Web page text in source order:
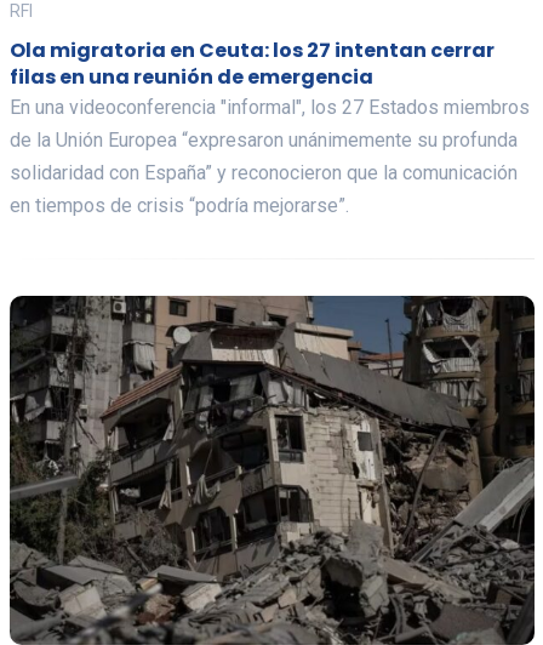
RFI
Ola migratoria en Ceuta: los 27 intentan cerrar
filas en una reunión de emergencia
En una videoconferencia "informal", los 27 Estados miembros
de la Unión Europea “expresaron unánimemente su profunda
solidaridad con España” y reconocieron que la comunicación
en tiempos de crisis “podría mejorarse”.